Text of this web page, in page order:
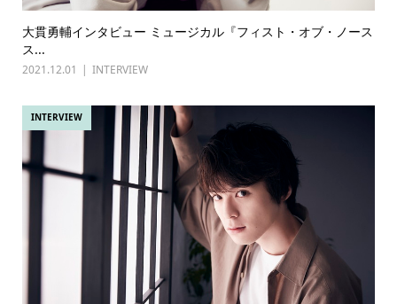
大貫勇輔インタビュー ミュージカル『フィスト・オブ・ノース
ス...
2021.12.01 INTERVIEW
INTERVIEW